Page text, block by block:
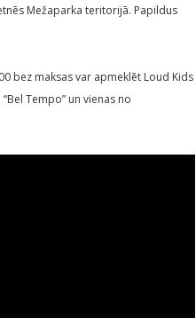
Mežaparka teritorijā. Papildus
bez maksas var apmeklēt Loud Kids
Tempo” un vienas no